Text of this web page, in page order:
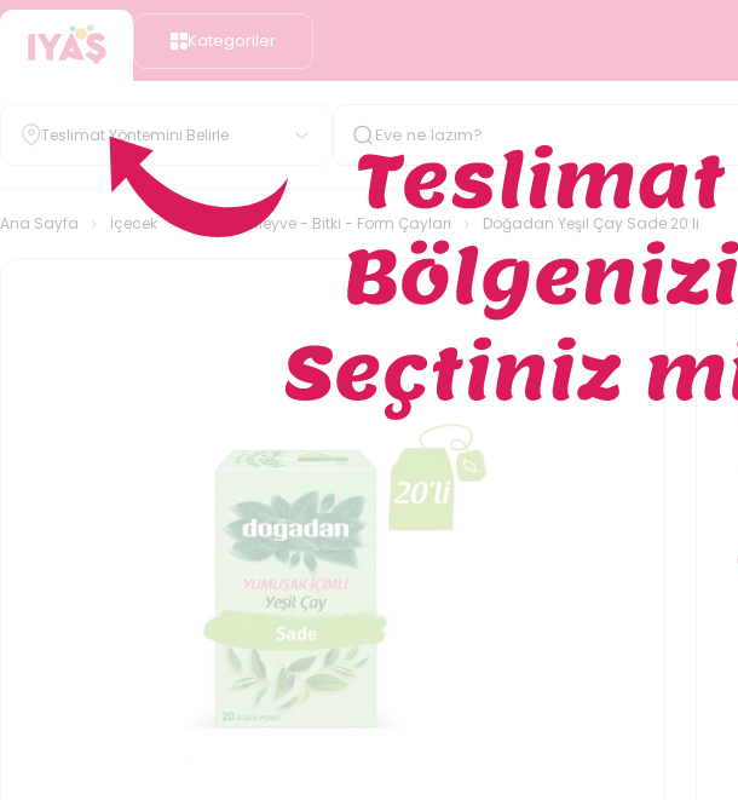
Kategoriler
Teslimat Yöntemini Belirle
Ana Sayfa İçecek Meyve - Bitki - Form Çayları Doğadan Yeşil Çay Sade 20 li